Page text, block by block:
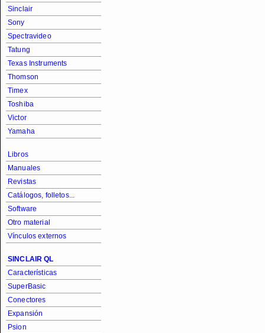
Sinclair
Sony
Spectravideo
Tatung
Texas Instruments
Thomson
Timex
Toshiba
Victor
Yamaha
Libros
Manuales
Revistas
Catálogos, folletos...
Software
Otro material
Vínculos externos
SINCLAIR QL
Características
SuperBasic
Conectores
Expansión
Psion